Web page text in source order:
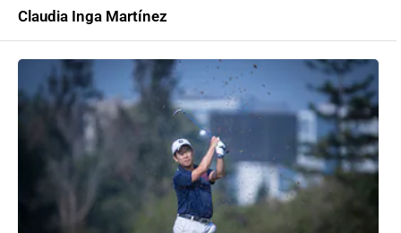
Claudia Inga Martínez